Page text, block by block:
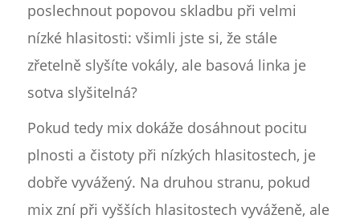
poslechnout popovou skladbu při velmi
nízké hlasitosti: všimli jste si, že stále
zřetelně slyšíte vokály, ale basová linka je
sotva slyšitelná?
Pokud tedy mix dokáže dosáhnout pocitu
plnosti a čistoty při nízkých hlasitostech, je
dobře vyvážený. Na druhou stranu, pokud
mix zní při vyšších hlasitostech vyváženě, ale